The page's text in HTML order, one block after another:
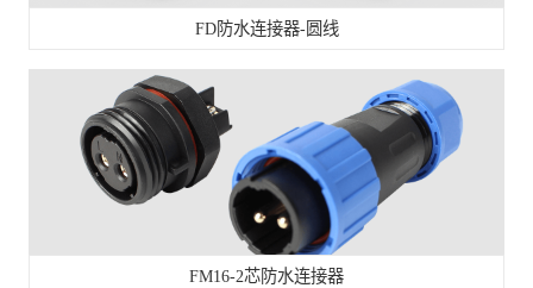
FD防水连接器-圆线
FM16-2芯防水连接器